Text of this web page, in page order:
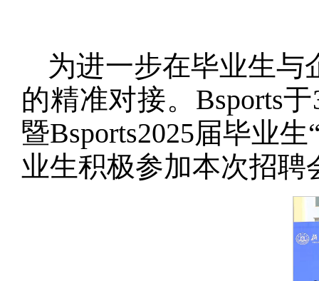
为进一步在毕业生与
的精准对接。Bsports
暨Bsports2025届毕业
业生积极参加本次招聘